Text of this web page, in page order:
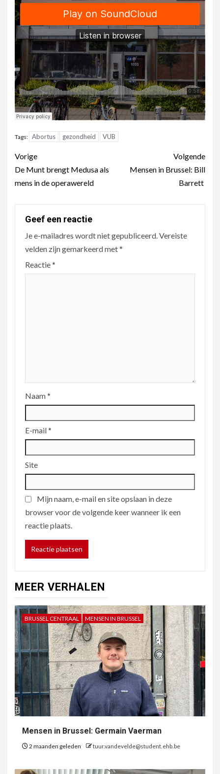
Tags: Abortus gezondheid VUB
Berichtnavigatie
Vorige
De Munt brengt Medusa als
mens in de operawereld
Volgende
Mensen in Brussel: Bill
Barrett
Geef een reactie
Je e-mailadres wordt niet gepubliceerd.Vereiste
velden zijn gemarkeerd met*
Reactie*
Naam*
E-mail*
Site
Mijn naam, e-mail en site opslaan in deze
browser voor de volgende keer wanneer ik een
reactie plaats.
MEER VERHALEN
BRUSSEL CENTRAAL MENSEN IN BRUSSEL
Mensen in Brussel: Germain Vaerman
2 maanden geleden tuur.vandevelde@student.ehb.be